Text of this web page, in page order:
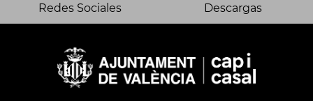
Redes Sociales Descargas